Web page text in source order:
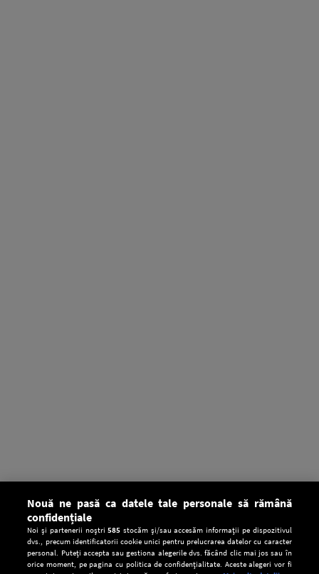
Nouă ne pasă ca datele tale personale să rămână
confidențiale
Noi și partenerii noștri585 stocăm și/sau accesăm informații pe dispozitivul
dvs., precum identificatorii cookie unici pentru prelucrarea datelor cu caracter
personal. Puteți accepta sau gestiona alegerile dvs. făcând clic mai jos sau în
orice moment, pe pagina cu politica de confidențialitate. Aceste alegeri vor fi